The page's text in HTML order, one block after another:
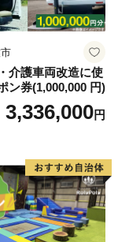
下さい。
おかえり」
ん本煉” が紹介
柚子・桜）」
スト」で、
” が紹介され
介護車両改造に使
ン券(1,000,000 円)
3,336,000円